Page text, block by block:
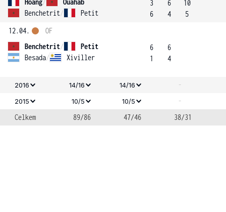
Benchetrit/ Petit
3
6
6
4
10
5
12.04.
Benchetrit/
Petit
Besada/ Xiviller
OF
6
1
6
4
2016 14/16 14/16 -
2015 10/5 10/5
-
Celkem
89/86 47/46 38/31